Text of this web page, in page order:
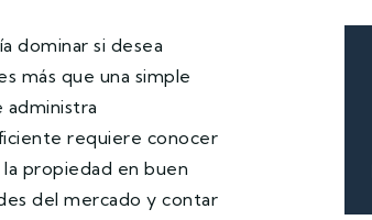
dominar si desea
más que una simple
administra
requiere conocer
propiedad en buen
del mercado y contar